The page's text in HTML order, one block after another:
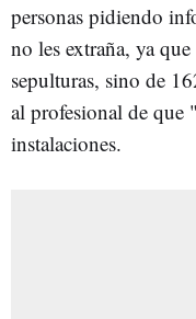
personas pidiendo
no les extraña, ya
sepulturas, sino de
al profesional de
instalaciones.